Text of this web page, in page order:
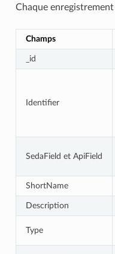
Chaque
Champs
_id
Identifier
SedaField et ApiField
ShortName
Description
Type